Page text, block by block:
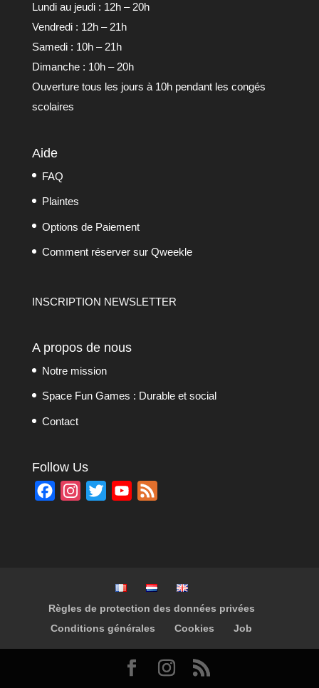
Lundi au jeudi : 12h – 20h
Vendredi : 12h – 21h
Samedi : 10h – 21h
Dimanche : 10h – 20h
Ouverture tous les jours à 10h pendant les congés
scolaires
Aide
FAQ
Plaintes
Options de Paiement
Comment réserver sur Qweekle
INSCRIPTION NEWSLETTER
A propos de nous
Notre mission
Space Fun Games : Durable et social
Contact
Follow Us
o
k
r
a
m
r
e
C
h
a
Règles de protection des données privées
Conditions générales
Cookies Job